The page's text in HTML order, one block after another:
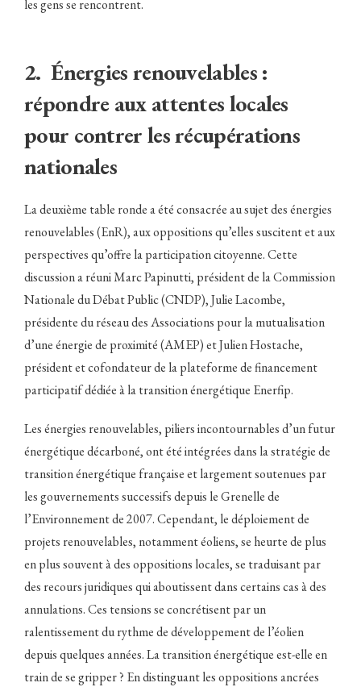
les gens se rencontrent.
2. Énergies renouvelables :
répondre aux attentes locales
pour contrer les récupérations
nationales
La deuxième table ronde a été consacrée au sujet des énergies
renouvelables (EnR), aux oppositions qu’elles suscitent et aux
perspectives qu’offre la participation citoyenne. Cette
discussion a réuni Marc Papinutti, président de la Commission
Nationale du Débat Public (CNDP), Julie Lacombe,
présidente du réseau des Associations pour la mutualisation
d’une énergie de proximité (AMEP) et Julien Hostache,
président et cofondateur de la plateforme de financement
participatif dédiée à la transition énergétique Enerfip.
Les énergies renouvelables, piliers incontournables d’un futur
énergétique décarboné, ont été intégrées dans la stratégie de
transition énergétique française et largement soutenues par
les gouvernements successifs depuis le Grenelle de
l’Environnement de 2007. Cependant, le déploiement de
projets renouvelables, notamment éoliens, se heurte de plus
en plus souvent à des oppositions locales, se traduisant par
des recours juridiques qui aboutissent dans certains cas à des
annulations. Ces tensions se concrétisent par un
ralentissement du rythme de développement de l’éolien
depuis quelques années. La transition énergétique est-elle en
train de se gripper ? En distinguant les oppositions ancrées